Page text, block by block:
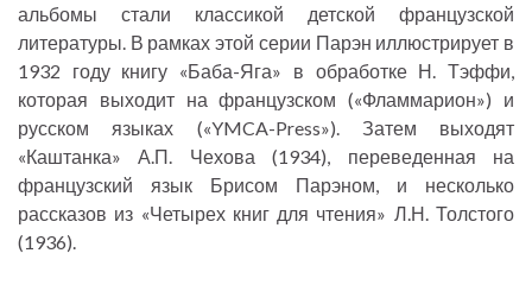
альбомы стали классикой детской французской
литературы. В рамках этой серии Парэн иллюстрирует в
1932 году книгу «Баба-Яга» в обработке Н. Тэффи,
которая выходит на французском («Фламмарион») и
русском языках («YMCA-Press»). Затем выходят
«Каштанка» А.П. Чехова (1934), переведенная на
французский язык Брисом Парэном, и несколько
рассказов из «Четырех книг для чтения» Л.Н. Толстого
(1936).